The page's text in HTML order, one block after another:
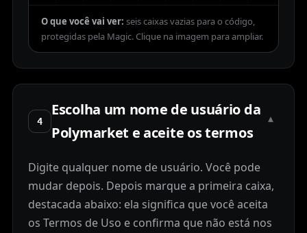
O que você vai ver: seis caixas vazias para o código,
protegidas pela Magic.
4
Escolha um nome de usuário da
Polymarket e aceite os termos
▾
Digite qualquer nome de usuário. Você pode
mudar depois. Depois marque a primeira caixa,
destacada abaixo: ela significa que você aceita
os Termos de Uso e confirma que não está nos